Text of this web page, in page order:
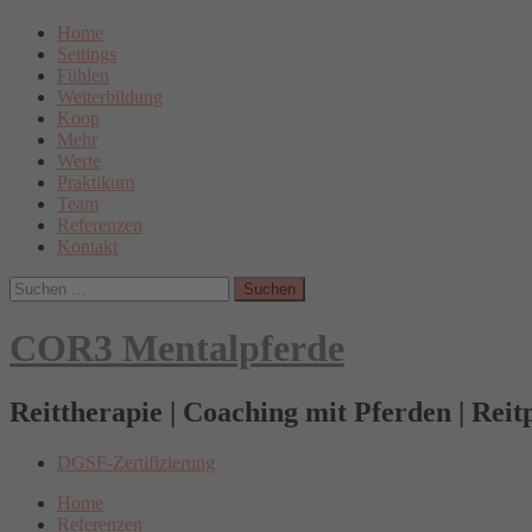
Skip
content
HauptnaviHome
Settings
Fühlen
Weiterbildung
Koop
Mehr
Werte
Praktikum
Team
Referenzen
Kontakt
Suchen
nach:
COR3 Mentalpferde
Reittherapie | Coaching mit Pferden |
DGSF
DGSF-Zertifizierung
Home
Referenzen